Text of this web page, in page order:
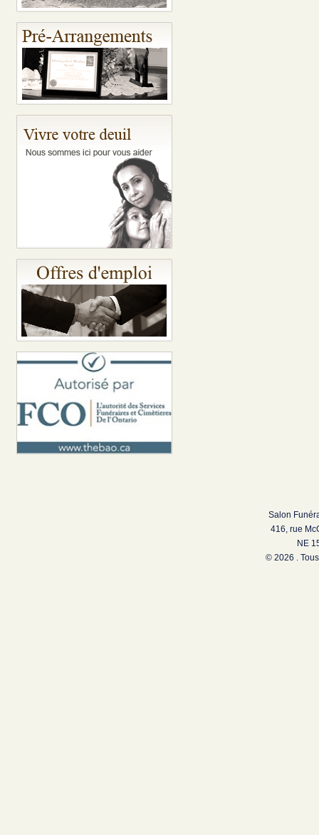
Salon
416, rue
NE
© 2026 .